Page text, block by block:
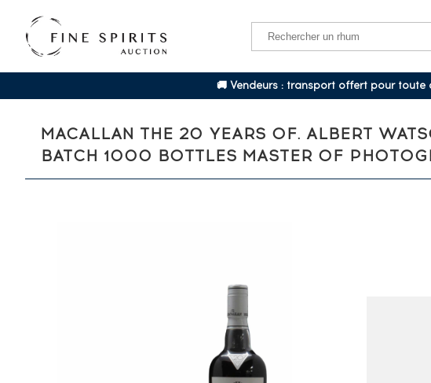
🚚 Vendeurs : transport offert pour toute
MACALLAN THE 20 YEARS OF. ALBERT
BATCH 1000 BOTTLES MASTER OF